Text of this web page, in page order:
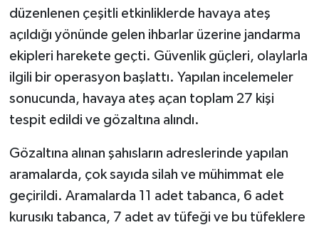
düzenlenen çeşitli etkinliklerde havaya ateş
açıldığı yönünde gelen ihbarlar üzerine jandarma
ekipleri harekete geçti. Güvenlik güçleri, olaylarla
ilgili bir operasyon başlattı. Yapılan incelemeler
sonucunda, havaya ateş açan toplam 27 kişi
tespit edildi ve gözaltına alındı.
Gözaltına alınan şahısların adreslerinde yapılan
aramalarda, çok sayıda silah ve mühimmat ele
geçirildi. Aramalarda 11 adet tabanca, 6 adet
kurusıkı tabanca, 7 adet av tüfeği ve bu tüfeklere